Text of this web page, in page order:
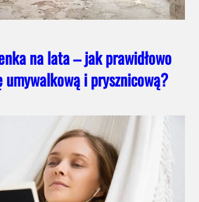
na lata – jak prawidłowo
i prysznicową?